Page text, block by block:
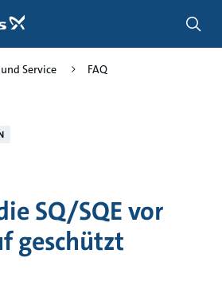
Service FAQ
SQ/SQE vor
geschützt